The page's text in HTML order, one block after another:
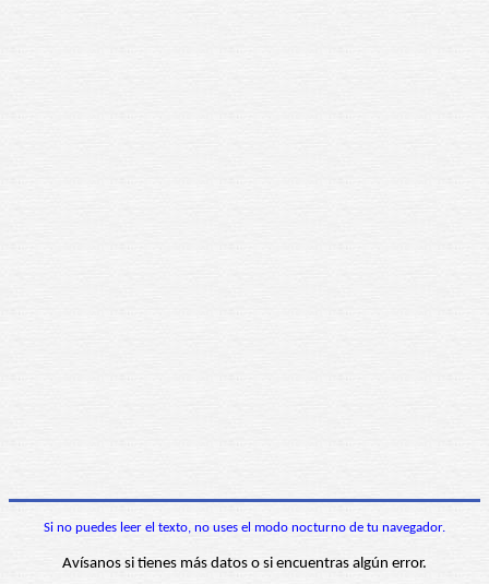
Si no puedes leer el texto, no uses el modo nocturno de tu navegador.
Avísanos si tienes más datos o si encuentras algún error.